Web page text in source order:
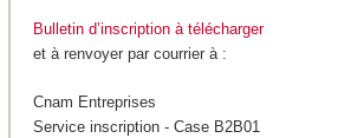
Bulletin d’inscription à télécharger
et à renvoyer par courrier à :
Cnam Entreprises
Service inscription - Case B2B01